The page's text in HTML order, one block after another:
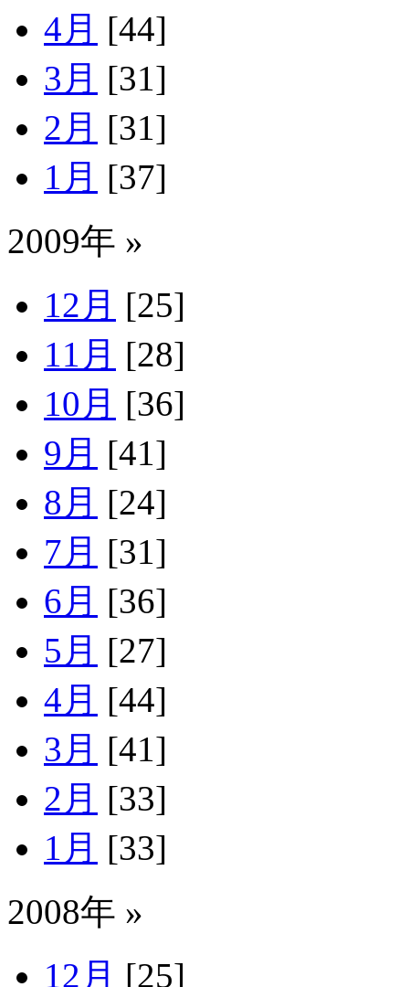
4月 [44]
3月 [31]
2月 [31]
1月 [37]
2009年 »
12月 [25]
11月 [28]
10月 [36]
9月 [41]
8月 [24]
7月 [31]
6月 [36]
5月 [27]
4月 [44]
3月 [41]
2月 [33]
1月 [33]
2008年 »
12月 [25]